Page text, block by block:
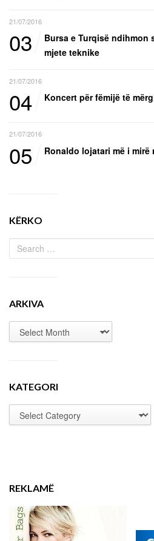
21/07/2016
03
Bursa e Turqisë ndihmon
mjete teknike
21/07/2016
04 Koncert për fëmijë të
21/07/2016
05 Ronaldo lojatari më i mirë
KËRKO
ARKIVA
KATEGORI
REKLAMË